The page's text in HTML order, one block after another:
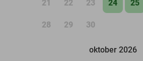
21 22 23 24 25
28 29 30
oktober 2026